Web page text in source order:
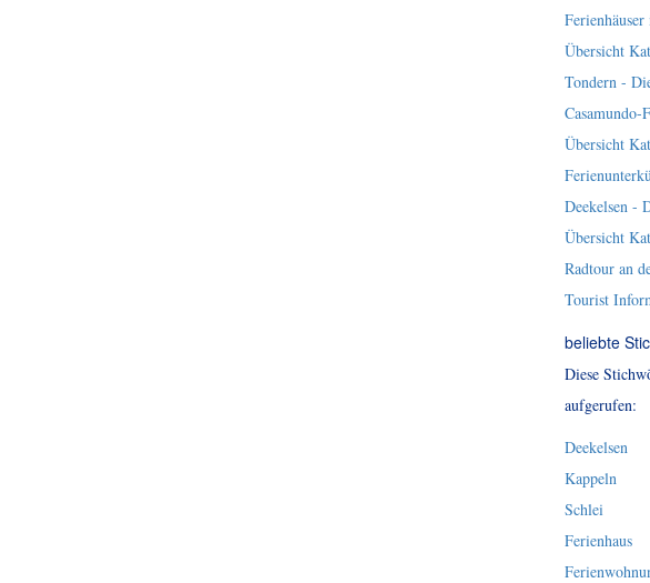
Übersicht
Tondern -
Casamundo-
Übersicht
Deekelsen -
Übersicht
Radtour an
Tourist
beliebte
Diese
aufgerufen:
Deekelsen
Kappeln
Schlei
Ferienhaus